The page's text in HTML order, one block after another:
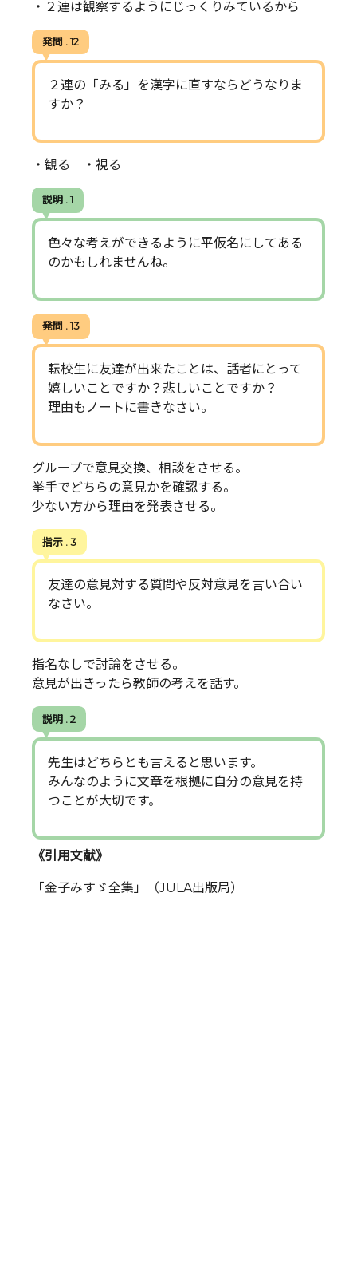
・２連は観察するようにじっくりみているから
発問 . 12
２連の「みる」を漢字に直すならどうなりま
すか？
・観る ・視る
説明 . 1
色々な考えができるように平仮名にしてある
のかもしれませんね。
発問 . 13
転校生に友達が出来たことは、話者にとって
嬉しいことですか？悲しいことですか？
理由もノートに書きなさい。
グループで意見交換、相談をさせる。
挙手でどちらの意見かを確認する。
少ない方から理由を発表させる。
指示 . 3
友達の意見対する質問や反対意見を言い合い
なさい。
指名なしで討論をさせる。
意見が出きったら教師の考えを話す。
説明 . 2
先生はどちらとも言えると思います。
みんなのように文章を根拠に自分の意見を持
つことが大切です。
《引用文献》
「金子みすゞ全集」（JULA出版局）